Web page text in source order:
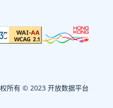
所有 © 2023 开放数据平台